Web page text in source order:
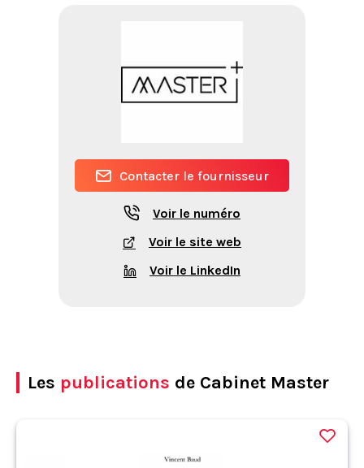
Contacter le fournisseur
Voir le numéro
Voir le site web
Voir le LinkedIn
Les publications de Cabinet Master